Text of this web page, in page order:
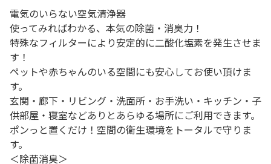
電気のいらない空気清浄器
使ってみればわかる、本気の除菌・消臭力！
特殊なフィルターにより安定的に二酸化塩素を発生させま
す！
ペットや赤ちゃんのいる空間にも安心してお使い頂けま
す。
玄関・廊下・リビング・洗面所・お手洗い・キッチン・子
供部屋・寝室などありとあらゆる場所にご利用できます。
ポンっと置くだけ！空間の衛生環境をトータルで守りま
す。
＜除菌消臭＞